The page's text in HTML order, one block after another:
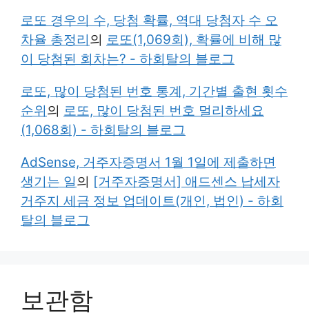
로또 경우의 수, 당첨 확률, 역대 당첨자 수 오
차율 총정리의 로또(1,069회), 확률에 비해 많
이 당첨된 회차는? - 하회탈의 블로그
로또, 많이 당첨된 번호 통계, 기간별 출현 횟수
순위의 로또, 많이 당첨된 번호 멀리하세요
(1,068회) - 하회탈의 블로그
AdSense, 거주자증명서 1월 1일에 제출하면
생기는 일의 [거주자증명서] 애드센스 납세자
거주지 세금 정보 업데이트(개인, 법인) - 하회
탈의 블로그
보관함